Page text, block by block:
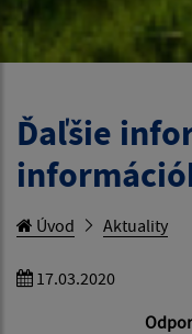
Ďaľšie
Úvod Aktuality
17.03.2020